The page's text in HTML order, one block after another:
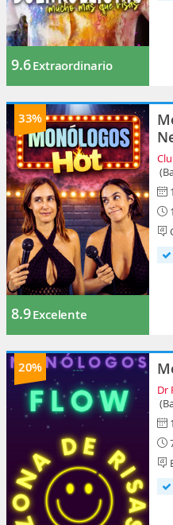
9.6Extraordinario
33%
8.9Excelente
20%
Dr